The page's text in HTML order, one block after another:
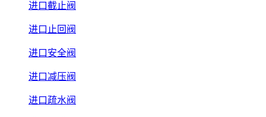
进口截止阀
进口止回阀
进口安全阀
进口减压阀
进口疏水阀